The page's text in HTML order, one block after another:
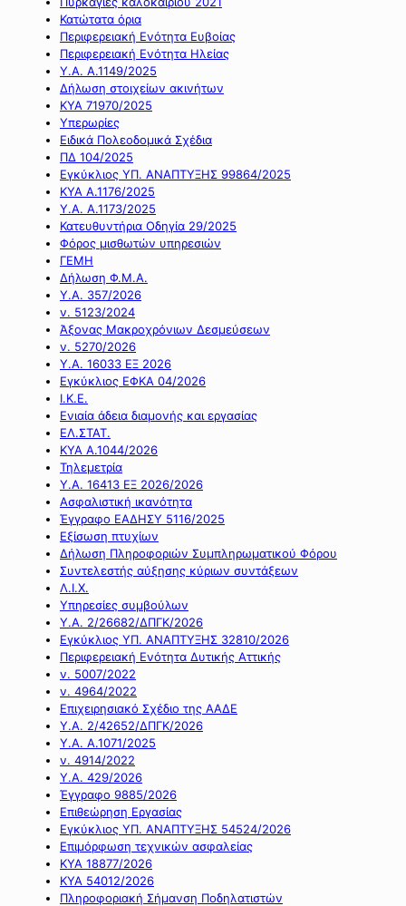
Κατώτατα όρια
Περιφερειακή Ενότητα Ευβοίας
Περιφερειακή Ενότητα Ηλείας
Υ.Α. Α.1149/2025
Δήλωση στοιχείων ακινήτων
ΚΥΑ 71970/2025
Υπερωρίες
Ειδικά Πολεοδομικά Σχέδια
ΠΔ 104/2025
Εγκύκλιος ΥΠ. ΑΝΑΠΤΥΞΗΣ 99864/2025
ΚΥΑ Α.1176/2025
Υ.Α. Α.1173/2025
Κατευθυντήρια Οδηγία 29/2025
Φόρος μισθωτών υπηρεσιών
ΓΕΜΗ
Δήλωση Φ.Μ.Α.
Υ.Α. 357/2026
ν. 5123/2024
Άξονας Μακροχρόνιων Δεσμεύσεων
ν. 5270/2026
Υ.Α. 16033 ΕΞ 2026
Εγκύκλιος ΕΦΚΑ 04/2026
Ι.Κ.Ε.
Ενιαία άδεια διαμονής και εργασίας
ΕΛ.ΣΤΑΤ.
ΚΥΑ Α.1044/2026
Τηλεμετρία
Υ.Α. 16413 ΕΞ 2026/2026
Ασφαλιστική ικανότητα
Έγγραφο ΕΑΔΗΣΥ 5116/2025
Εξίσωση πτυχίων
Δήλωση Πληροφοριών Συμπληρωματικού Φόρου
Συντελεστής αύξησης κύριων συντάξεων
Λ.Ι.Χ.
Υπηρεσίες συμβούλων
Υ.Α. 2/26682/ΔΠΓΚ/2026
Εγκύκλιος ΥΠ. ΑΝΑΠΤΥΞΗΣ 32810/2026
Περιφερειακή Ενότητα Δυτικής Αττικής
ν. 5007/2022
ν. 4964/2022
Επιχειρησιακό Σχέδιο της ΑΑΔΕ
Υ.Α. 2/42652/ΔΠΓΚ/2026
Υ.Α. Α.1071/2025
ν. 4914/2022
Υ.Α. 429/2026
Έγγραφο 9885/2026
Επιθεώρηση Εργασίας
Εγκύκλιος ΥΠ. ΑΝΑΠΤΥΞΗΣ 54524/2026
Επιμόρφωση τεχνικών ασφαλείας
ΚΥΑ 18877/2026
ΚΥΑ 54012/2026
Πληροφοριακή Σήμανση Ποδηλατιστών